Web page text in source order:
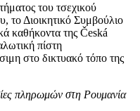
του τσεχικού
το Διοικητικό Συμβούλιο
καθήκοντα της Česká
πίστη
στο δικτυακό τόπο της
πληρωμών στη Ρουμανία